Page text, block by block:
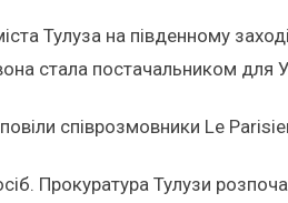
Тулуза на південному
стала постачальником для
співрозмовники Le
Прокуратура Тулузи